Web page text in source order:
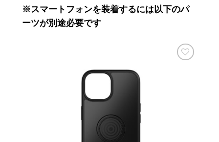
※スマートフォンを装着するには以下のパ
ーツが別途必要です